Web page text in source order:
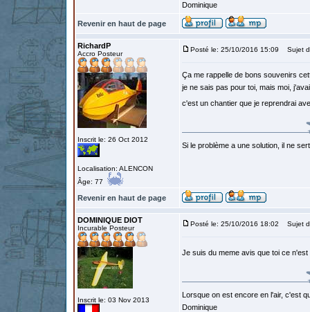
Dominique
Revenir en haut de page
RichardP
Accro Posteur
Inscrit le: 26 Oct 2012
Localisation: ALENCON
Âge: 77
Posté le: 25/10/2016 15:09 Sujet
Ça me rappelle de bons souvenirs
je ne sais pas pour toi, mais moi,
c'est un chantier que je reprendrai
Si le problème a une solution, il ne
Revenir en haut de page
DOMINIQUE DIOT
Incurable Posteur
Inscrit le: 03 Nov 2013
Posté le: 25/10/2016 18:02 Sujet
Je suis du meme avis que toi ce
Lorsque on est encore en l'air, c'est
Dominique